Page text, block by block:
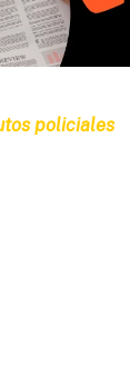
policiales